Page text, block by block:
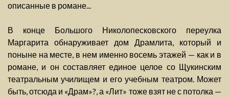
описанные в романе...
В конце Большого Николопесковского переулка
Маргарита обнаруживает дом Драмлита, который и
поныне на месте, в нем именно восемь этажей — как и в
романе, и он составляет единое целое со Щукинским
театральным училищем и его учебным театром. Может
быть, отсюда и «Драм»?, а «Лит» тоже взят не с потолка —